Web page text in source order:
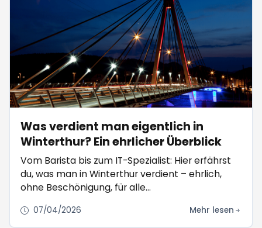
Was verdient man eigentlich in
Winterthur? Ein ehrlicher Überblick
Vom Barista bis zum IT-Spezialist: Hier erfährst
du, was man in Winterthur verdient – ehrlich,
ohne Beschönigung, für alle
07/04/2026 Mehr lesen